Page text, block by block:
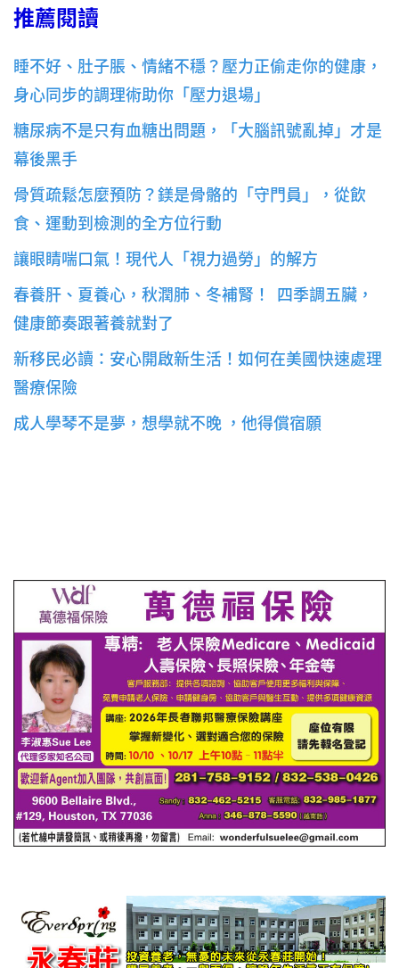
推薦閱讀
睡不好、肚子脹、情緒不穩？壓力正偷走你的健康，
身心同步的調理術助你「壓力退場」
糖尿病不是只有血糖出問題，「大腦訊號亂掉」才是
幕後黑手
骨質疏鬆怎麼預防？鎂是骨骼的「守門員」，從飲
食、運動到檢測的全方位行動
讓眼睛喘口氣！現代人「視力過勞」的解方
春養肝、夏養心，秋潤肺、冬補腎！ 四季調五臟，
健康節奏跟著養就對了
新移民必讀：安心開啟新生活！如何在美國快速處理
醫療保險
成人學琴不是夢，想學就不晚 ，他得償宿願